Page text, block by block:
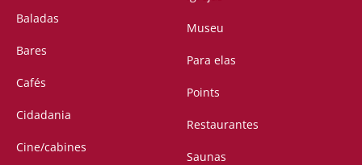
Baladas
Bares
Cafés
Cidadania
Cine/cabines
Museu
Para elas
Points
Restaurantes
Saunas